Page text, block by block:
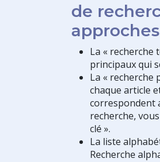
de
La « recherche
principaux qui
La « recherche
chaque article
correspondent
recherche,
clé ».
La liste
Recherche